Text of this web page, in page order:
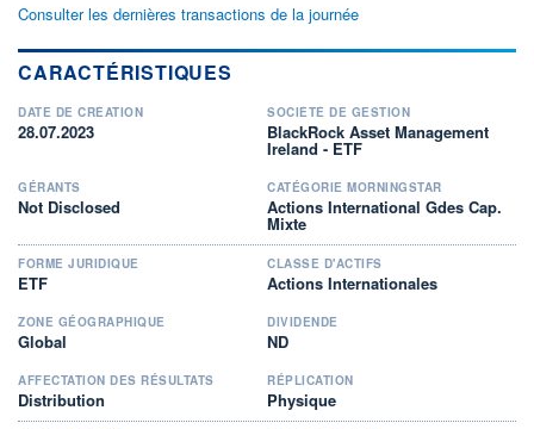
Consulter les dernières transactions de la journée
CARACTÉRISTIQUES
DATE DE CRÉATION
28.07.2023
SOCIÉTÉ DE GESTION
BlackRock Asset Management
Ireland - ETF
GÉRANTS
Not Disclosed
CATÉGORIE MORNINGSTAR
Actions International Gdes Cap.
Mixte
FORME JURIDIQUE
ETF
CLASSE D'ACTIFS
Actions Internationales
ZONE GÉOGRAPHIQUE
Global
DIVIDENDE
ND
AFFECTATION DES RÉSULTATS
Distribution
RÉPLICATION
Physique